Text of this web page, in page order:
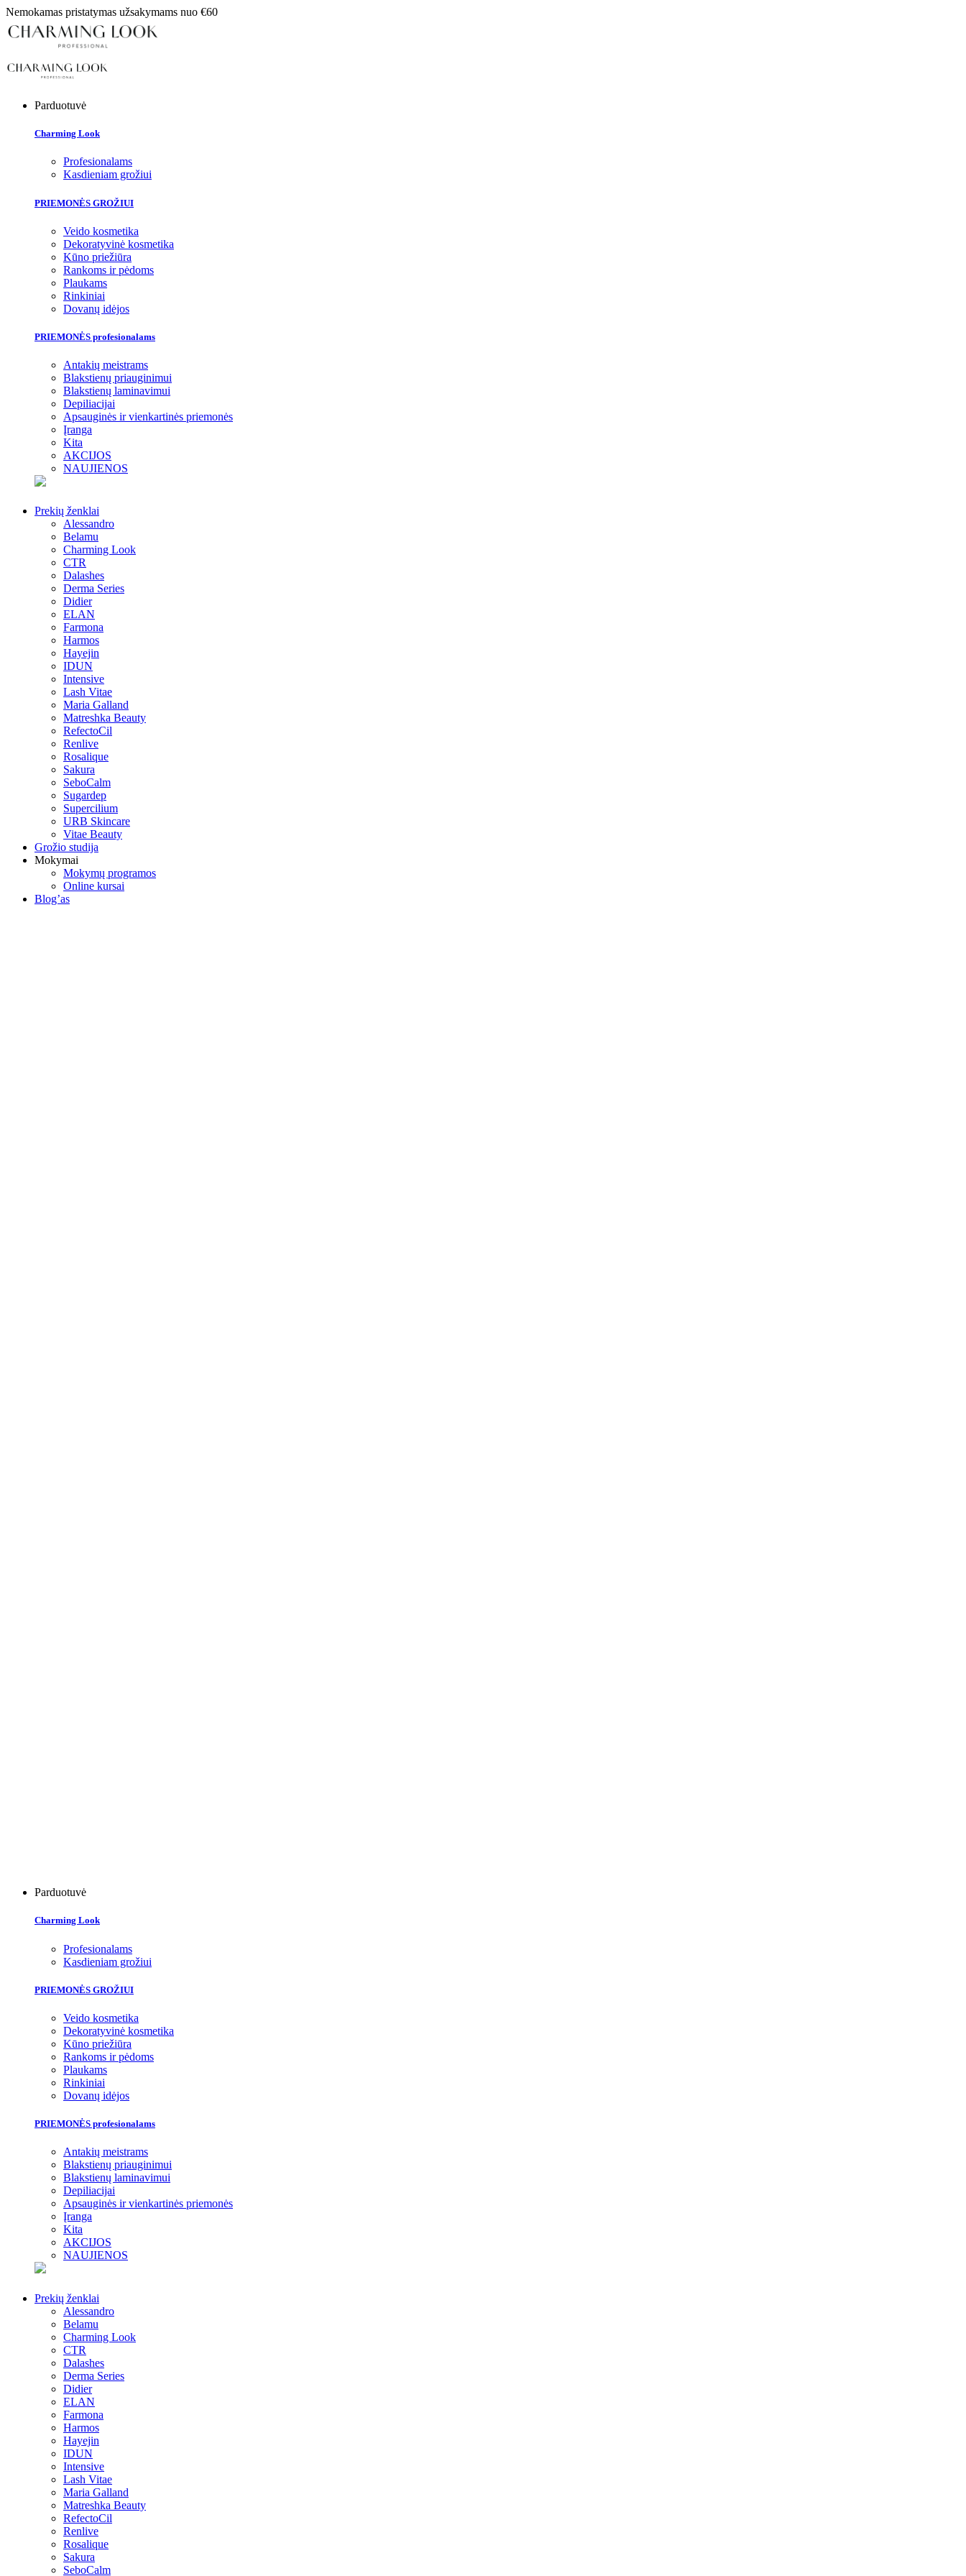
Nemokamas pristatymas užsakymams nuo €60
Parduotuvė
Charming Look
Profesionalams
Kasdieniam grožiui
PRIEMONĖS GROŽIUI
Veido kosmetika
Dekoratyvinė kosmetika
Kūno priežiūra
Rankoms ir pėdoms
Plaukams
Rinkiniai
Dovanų idėjos
PRIEMONĖS profesionalams
Antakių meistrams
Blakstienų priauginimui
Blakstienų laminavimui
Depiliacijai
Apsauginės ir vienkartinės priemonės
Įranga
Kita
AKCIJOS
NAUJIENOS
Prekių ženklai
Alessandro
Belamu
Charming Look
CTR
Dalashes
Derma Series
Didier
ELAN
Farmona
Harmos
Hayejin
IDUN
Intensive
Lash Vitae
Maria Galland
Matreshka Beauty
RefectoCil
Renlive
Rosalique
Sakura
SeboCalm
Sugardep
Supercilium
URB Skincare
Vitae Beauty
Grožio studija
Mokymai
Mokymų programos
Online kursai
Blog’as
Parduotuvė
Charming Look
Profesionalams
Kasdieniam grožiui
PRIEMONĖS GROŽIUI
Veido kosmetika
Dekoratyvinė kosmetika
Kūno priežiūra
Rankoms ir pėdoms
Plaukams
Rinkiniai
Dovanų idėjos
PRIEMONĖS profesionalams
Antakių meistrams
Blakstienų priauginimui
Blakstienų laminavimui
Depiliacijai
Apsauginės ir vienkartinės priemonės
Įranga
Kita
AKCIJOS
NAUJIENOS
Prekių ženklai
Alessandro
Belamu
Charming Look
CTR
Dalashes
Derma Series
Didier
ELAN
Farmona
Harmos
Hayejin
IDUN
Intensive
Lash Vitae
Maria Galland
Matreshka Beauty
RefectoCil
Renlive
Rosalique
Sakura
SeboCalm